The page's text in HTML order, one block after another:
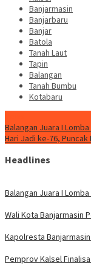
Banjarmasin
Banjarbaru
Banjar
Batola
Tanah Laut
Tapin
Balangan
Tanah Bumbu
Kotabaru
Balangan Juara I
Hari Jadi ke-76,
Headlines
Balangan Juara I
Wali Kota Banjarmasin
Kapolresta
Pemprov Kalsel